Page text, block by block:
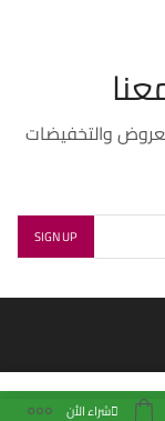
والتخفيضات
شراء الأن